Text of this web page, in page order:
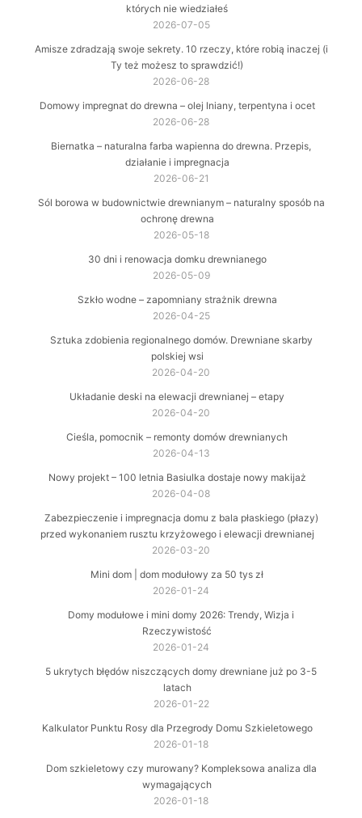
których nie wiedziałeś
2026-07-05
Amisze zdradzają swoje sekrety. 10 rzeczy, które robią inaczej (i
Ty też możesz to sprawdzić!)
2026-06-28
Domowy impregnat do drewna – olej lniany, terpentyna i ocet
2026-06-28
Biernatka – naturalna farba wapienna do drewna. Przepis,
działanie i impregnacja
2026-06-21
Sól borowa w budownictwie drewnianym – naturalny sposób na
ochronę drewna
2026-05-18
30 dni i renowacja domku drewnianego
2026-05-09
Szkło wodne – zapomniany strażnik drewna
2026-04-25
Sztuka zdobienia regionalnego domów. Drewniane skarby
polskiej wsi
2026-04-20
Układanie deski na elewacji drewnianej – etapy
2026-04-20
Cieśla, pomocnik – remonty domów drewnianych
2026-04-13
Nowy projekt – 100 letnia Basiulka dostaje nowy makijaż
2026-04-08
Zabezpieczenie i impregnacja domu z bala płaskiego (płazy)
przed wykonaniem rusztu krzyżowego i elewacji drewnianej
2026-03-20
Mini dom | dom modułowy za 50 tys zł
2026-01-24
Domy modułowe i mini domy 2026: Trendy, Wizja i
Rzeczywistość
2026-01-24
5 ukrytych błędów niszczących domy drewniane już po 3-5
latach
2026-01-22
Kalkulator Punktu Rosy dla Przegrody Domu Szkieletowego
2026-01-18
Dom szkieletowy czy murowany? Kompleksowa analiza dla
wymagających
2026-01-18